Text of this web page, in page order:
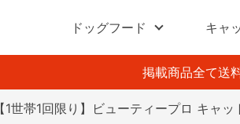
ドッグフード キャ
掲載商品全て送
【1世帯1回限り】ビューティープロ キャ